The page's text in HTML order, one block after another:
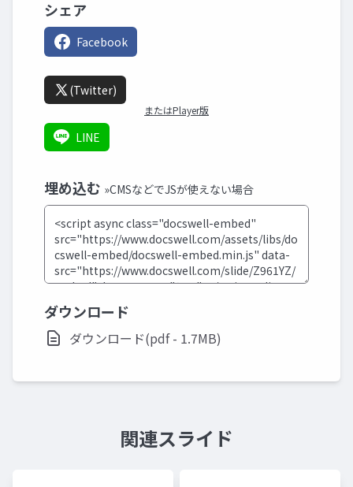
シェア
Facebook
(Twitter)
またはPlayer版
LINE
埋め込む »CMSなどでJSが使えない場合
ダウンロード
ダウンロード(pdf - 1.7MB)
関連スライド